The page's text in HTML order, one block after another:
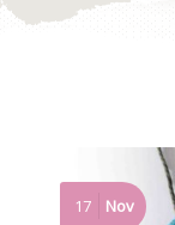
17 Nov